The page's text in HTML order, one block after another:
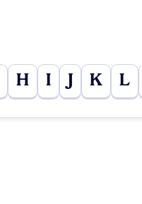
H I K L